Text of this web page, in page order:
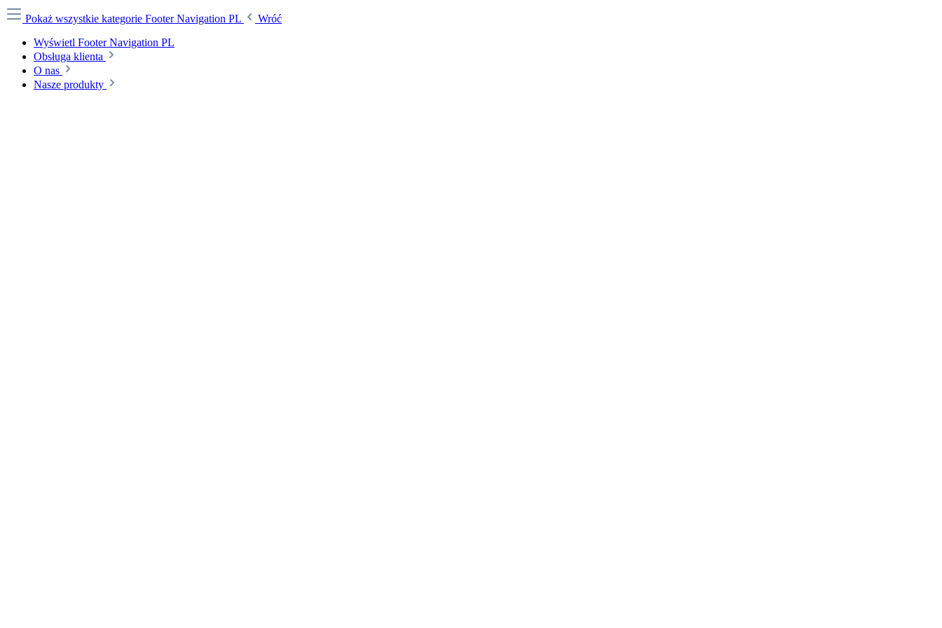
Pokaż wszystkie kategorie Footer Navigation PL
Wróć
Wyświetl Footer Navigation PL
Obsługa klienta
O nas
Nasze produkty